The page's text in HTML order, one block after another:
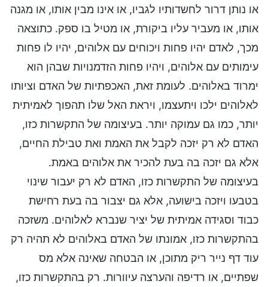
או נותן דרור לחשדותיו לגביו, או אינו מבין אותו, או מגנה
אותו, או מעביר עליו ביקורת, או מטיל בו ספק. כתוצאה
מכך, לאדם יהיו פחות ויכוחים עם אלוהים, יהיו לו פחות
עימותים עם אלוהים, ויהיו פחות הזדמנויות שבהן הוא
ימרוד באלוהים. לעומת זאת, האכפתיות של האדם וציותו
לאלוהים ילכו ויתעצמו, ויראת האל שלו תהפוך לאמיתית
יותר, כמו גם עמוקה יותר. בעיצומה של התקשרות כזו,
האדם לא רק יזכה לקבל את האמת ואת טבילת החיים,
אלא גם יזכה בה בעת להכיר את אלוהים באמת.
בעיצומה של התקשרות כזו, האדם לא רק יעבור שינוי
בטבעו ויזכה בישועה, אלא גם יצבור בה בעת רחישת
כבוד וסגידה אמיתית של יציר שנברא לאלוהים. משזכה
בהתקשרות כזו, אמונתו של האדם באלוהים לא תהיה רק
עוד דף נייר ריק מתוכן, או הבטחה שאינה אלא מס
שפתיים, או רדיפה והערצה עיוורות. רק בהתקשרות כזו,